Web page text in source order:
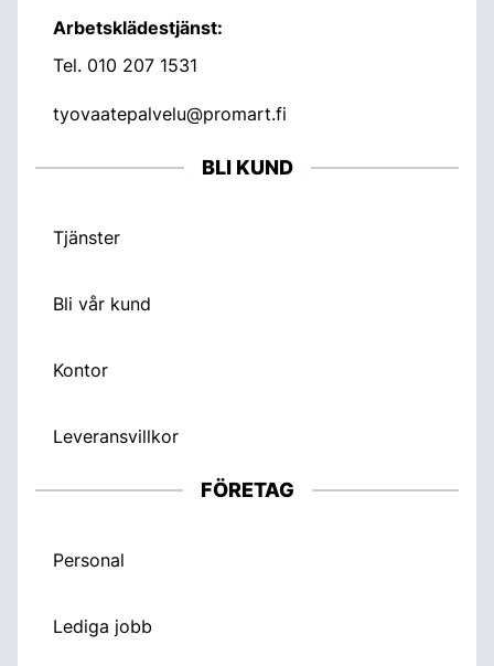
Arbetsklädestjänst:
Tel. 010 207 1531
tyovaatepalvelu@promart.fi
BLI KUND
Tjänster
Bli vår kund
Kontor
Leveransvillkor
FÖRETAG
Personal
Lediga jobb